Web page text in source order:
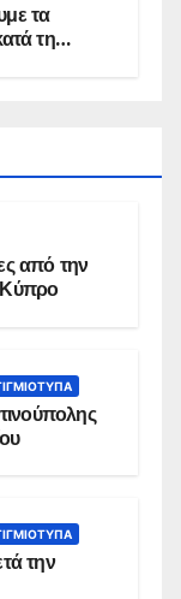
τα
τη
από την
Κύπρο
την